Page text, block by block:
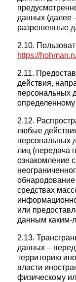
данных (далее
разрешенные
2.10.
https://
2.11.
действия,
персональных
определенному
2.12.
любые
персональных
лиц (передача
ознакомление
средствах
или
данным каким-
2.13.
данных –
территорию
власти
физическому